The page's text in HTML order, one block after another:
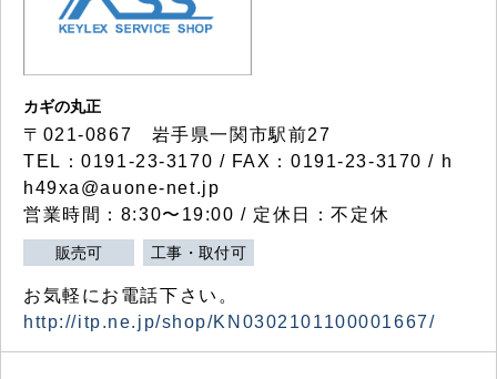
カギの丸正
〒021-0867 岩手県一関市駅前27
TEL：0191-23-3170 / FAX：0191-23-3170 / h
h49xa@auone-net.jp
営業時間：8:30〜19:00 / 定休日：不定休
販売可 工事・取付可
お気軽にお電話下さい。
http://itp.ne.jp/shop/KN0302101100001667/